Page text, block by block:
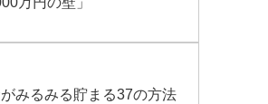
みるみる貯まる37の方法